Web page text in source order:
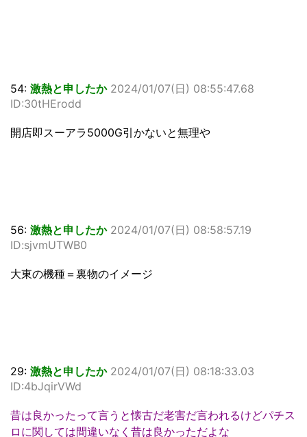
54: 激熱と申したか 2024/01/07(日) 08:55:47.68
ID:30tHErodd
開店即スーアラ5000G引かないと無理や
56: 激熱と申したか 2024/01/07(日) 08:58:57.19
ID:sjvmUTWB0
大東の機種＝裏物のイメージ
29: 激熱と申したか 2024/01/07(日) 08:18:33.03
ID:4bJqirVWd
昔は良かったって言うと懐古だ老害だ言われるけどパチス
ロに関しては間違いなく昔は良かっただよな